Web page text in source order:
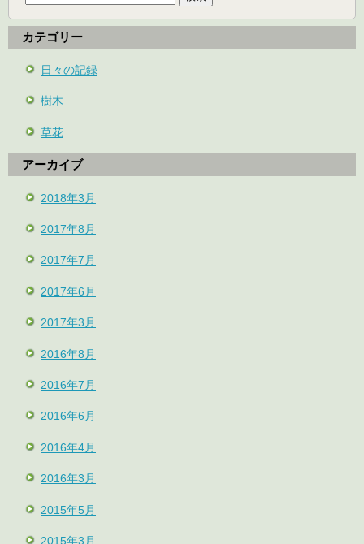
カテゴリー
日々の記録
樹木
草花
アーカイブ
2018年3月
2017年8月
2017年7月
2017年6月
2017年3月
2016年8月
2016年7月
2016年6月
2016年4月
2016年3月
2015年5月
2015年3月